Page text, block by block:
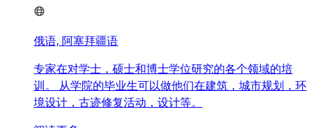
俄语, 阿塞拜疆语
专家在对学士，硕士和博士学位研究的各个领域的培
训。 从学院的毕业生可以做他们在建筑，城市规划，环
境设计，古迹修复活动，设计等。